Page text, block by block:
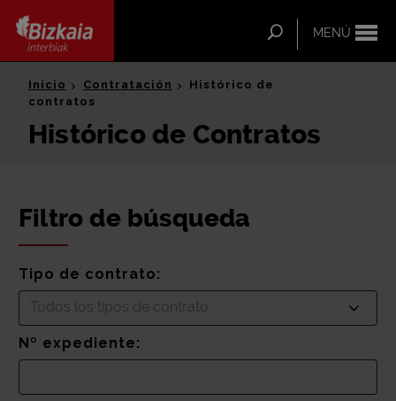
MENÚ
Buscar
Inicio Contratación
Histórico de
contratos
Histórico de Contratos
Filtro de búsqueda
Tipo de contrato:
Todos los tipos de contrato
Nº expediente: